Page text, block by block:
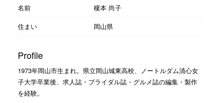
名前
榎本 尚子
住まい
岡山県
Profile
1973年岡山市生まれ。県立岡山城東高校、ノートルダム清心女
子大学卒業後、求人誌・ブライダル誌・グルメ誌の編集・製作
を経験。